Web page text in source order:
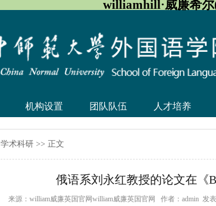
williamhill·威廉希
机构设置 团队队伍 人才培养
学术科研 >> 正文
俄语系刘永红教授的论文在《
来源：william威廉英国官网william威廉英国官网 作者：admin 发